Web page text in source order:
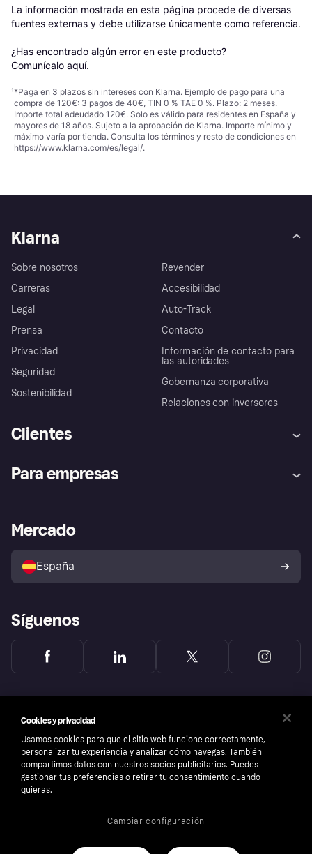
La información mostrada en esta página procede de diversas
fuentes externas y debe utilizarse únicamente como referencia.
¿Has encontrado algún error en este producto?
Comunícalo aquí.
¹*Paga en 3 plazos sin intereses con Klarna. Ejemplo de pago para una
compra de 120€: 3 pagos de 40€, TIN 0 % TAE 0 %. Plazo: 2 meses.
Importe total adeudado 120€. Solo es válido para residentes en España y
mayores de 18 años. Sujeto a la aprobación de Klarna. Importe mínimo y
máximo varía por tienda. Consulta los términos y resto de condiciones en
https://www.klarna.com/es/legal/.
Klarna
Sobre nosotros
Carreras
Legal
Prensa
Privacidad
Seguridad
Sostenibilidad
Revender
Accesibilidad
Auto-Track
Contacto
Información de contacto para
las autoridades
Gobernanza corporativa
Relaciones con inversores
Clientes
Inicio de sesión
Directorio de tiendas
Política de protección al
comprador de Klarna
Reclamaciones
Para empresas
Acceso empresas
Mercado
España
Síguenos
Número de empresa: 556737-0431
Cookies y privacidad
Usamos cookies para que el sitio web funcione correctamente,
personalizar tu experiencia y analizar cómo navegas. También
compartimos datos con nuestros socios publicitarios. Puedes
gestionar tus preferencias o retirar tu consentimiento cuando
quieras.
Cambiar configuración